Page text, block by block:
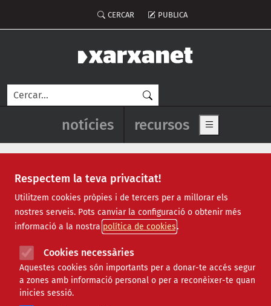
Respectem la teva privacitat!
Utilitzem cookies pròpies i de tercers per a millorar els
nostres serveis. Pots canviar la configuració o obtenir més
informació a la nostra política de cookies
Cookies necessàries
Aquestes cookies són importants per a donar-te accés segur
a zones amb informació personal o per a reconèixer-te quan
inicies sessió.
Menú del compte d'usuari
CERCAR PUBLICA
Cerca
Navegació principal de
notícies recursos Show main
Finançament
Dimecres, 6 de desembre de
2023 - Núm. 558
Butlletins
anteriors